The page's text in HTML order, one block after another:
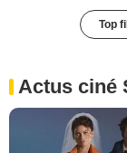
Top
Actus ciné